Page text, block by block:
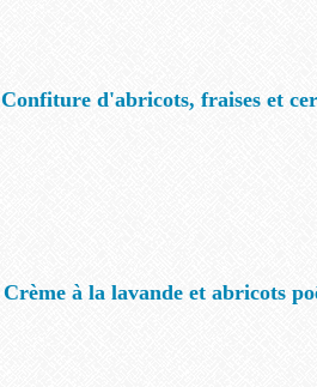
Confiture d'abricots, fraises et
Crème à la lavande et abricots